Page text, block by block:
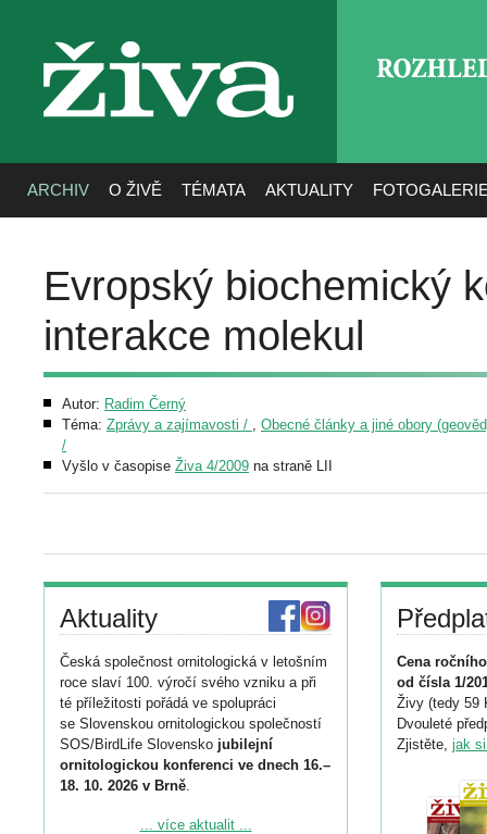
živa
ARCHIV O ŽIVĚ TÉMATA AKTUALITY
Evropský biochemický
interakce molekul
Autor: Radim Černý
Téma: Zprávy a zajímavosti / , Obecné články a jiné obory
/
Vyšlo v časopise Živa 4/2009 na straně LII
Aktuality
Česká společnost ornitologická v letošním
roce slaví 100. výročí svého vzniku a při
té příležitosti pořádá ve spolupráci
se Slovenskou ornitologickou společností
SOS/BirdLife Slovensko jubilejní
ornitologickou konferenci ve dnech 16.–
18. 10. 2026 v Brně.
Podrobnější informace ke konferenci
... více aktualit ...
Cena
od čísla 1/
Živy (tedy 59
Dvouleté
Zjistěte, jak